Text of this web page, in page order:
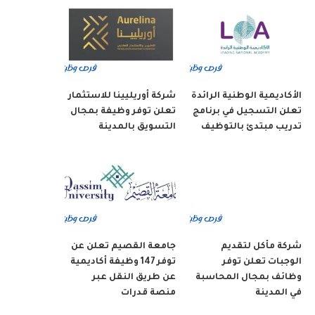
الأكاديمية الوطنية الرائدة
تعلن التسجيل في برنامج
تدريب مبتدئ بالتوظيف
شركة أوريليينا للاستثمار
تعلن توفر وظيفة بمجال
التسويق بالمدينة
شركة مأكل لتقديم
الوجبات تعلن توفر
وظائف بمجال المحاسبة
في المدينة
جامعة القصيم تعلن عن
توفر 147 وظيفة أكاديمية
عن طريق النقل عبر
منصة قدرات